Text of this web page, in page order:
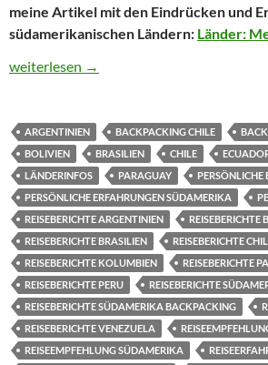
meine Artikel mit den Eindrücken und
südamerikanischen Ländern: Länder:
Erfahrungen, Reisegeschichten,
weiterlesen →
ARGENTINIEN BACKPACKING CHILE
BOLIVIEN
BRASILIEN CHILE
LÄNDERINFOS
PARAGUAY
PERSÖNLICHE ERFAHRUNGEN SÜDAMERIKA
REISEBERICHTE ARGENTINIEN
REISEBERICHTE
REISEBERICHTE BRASILIEN
REISEBERICHTE
REISEBERICHTE KOLUMBIEN
REISEBERICHTE
REISEBERICHTE PERU
REISEBERICHTE
REISEBERICHTE SÜDAMERIKA BACKPACKING
REISEBERICHTE VENEZUELA
REISEEMPFEHLUNG SÜDAMERIKA